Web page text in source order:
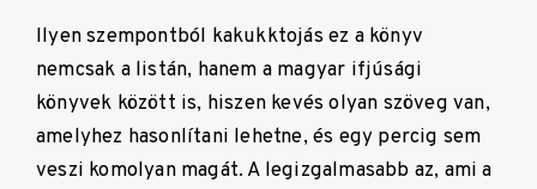
Ilyen szempontból kakukktojás ez a könyv
nemcsak a listán, hanem a magyar ifjúsági
könyvek között is, hiszen kevés olyan szöveg van,
amelyhez hasonlítani lehetne, és egy percig sem
veszi komolyan magát. A legizgalmasabb az, ami a